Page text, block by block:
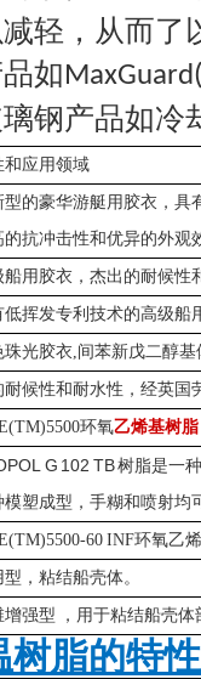
轻，从而
如
钢产品如冷
和应用领域
型的豪华游艇用胶衣，具
的抗冲击性和优异的外观
船用胶衣，杰出的耐候性
低挥发专利技术的高级船
珠光胶衣,间苯新戊二醇
耐候性和耐水性，经英国
环氧乙烯基树脂
G 102 TB树脂是一
模塑成型，手糊和喷射均
60 INF环氧乙
，粘结船壳体。
增强型 ，用于粘结船壳体
树脂的特